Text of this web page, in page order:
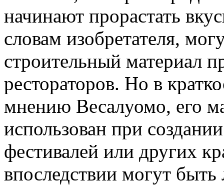
начинают прорастать
словам изобретателя,
строительный материал
рестораторов. Но в
мнению Весалуомо, его
использован при
фестивалей или других
впоследствии могут